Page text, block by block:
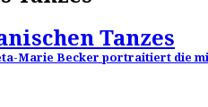
Tanzes
Marie Becker portraitiert